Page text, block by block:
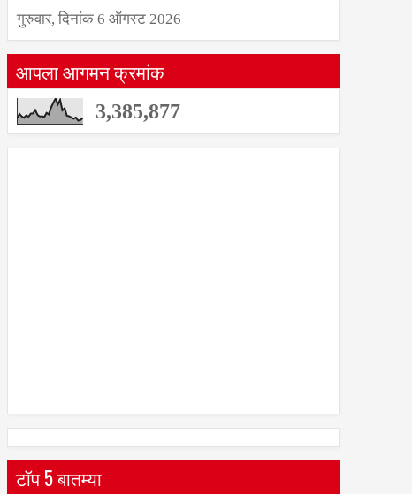
गुरुवार, दिनांक 6 ऑगस्ट 2026
आपला आगमन क्रमांक
3,385,877
टॉप 5 बातम्या